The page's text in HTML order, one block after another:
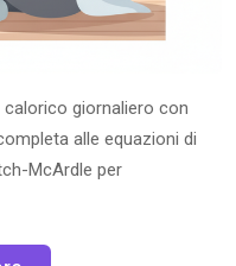
giornaliero con
alle equazioni di
McArdle per